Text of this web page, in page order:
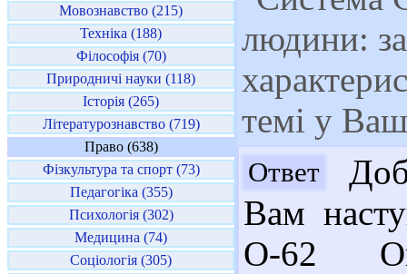
Мовознавство (215)
Техніка (188)
Філософія (70)
Природничі науки (118)
Історія (265)
Літературознавство (719)
Право (638)
Фізкультура та спорт (73)
Педагогіка (355)
Психологія (302)
Медицина (74)
Соціологія (305)
людини:
темі у
Ответ
Вам
О-62